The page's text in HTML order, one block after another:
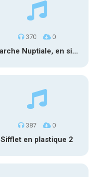
370 0
Marche Nuptiale, en sifflant 2
387 0
Sifflet en plastique 2